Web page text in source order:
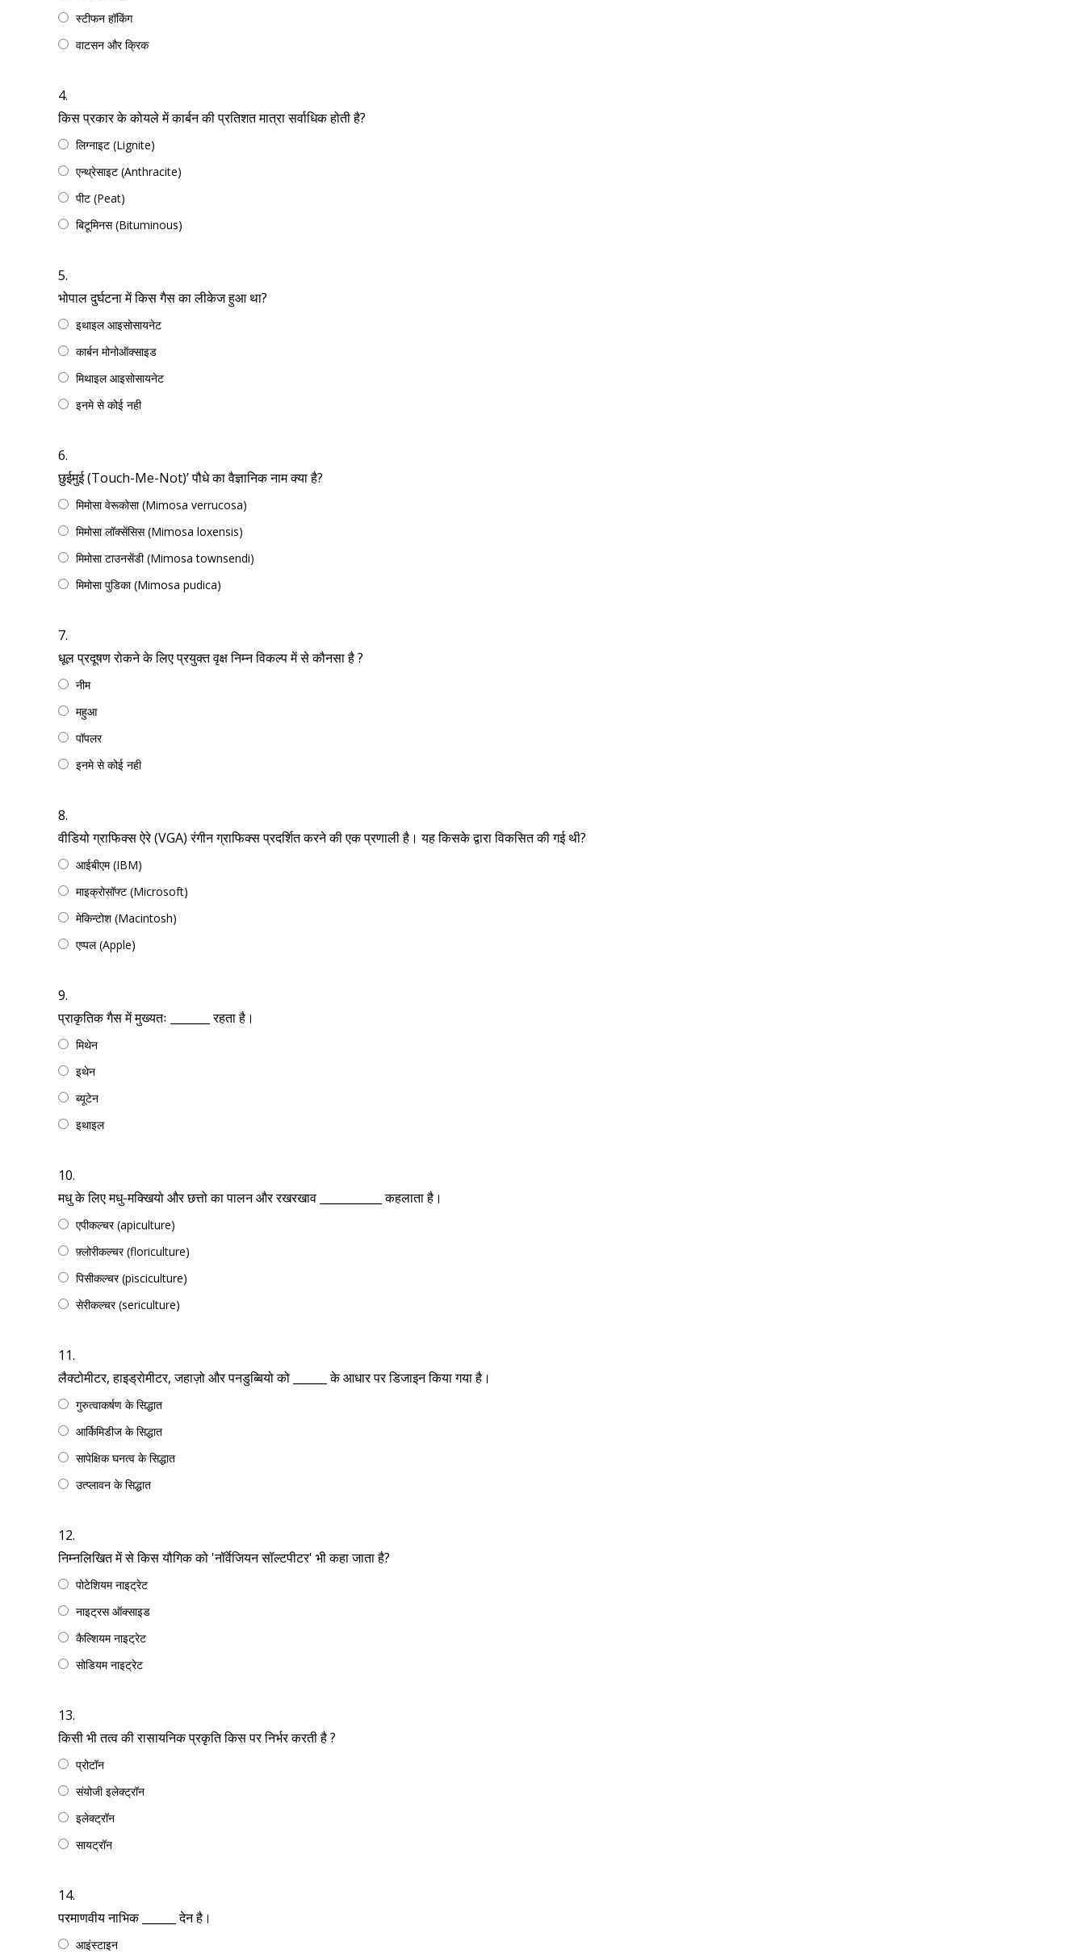
स्टीफन हॉकिंग
वाटसन और क्रिक
4.
किस प्रकार के कोयले में कार्बन की प्रतिशत मात्रा सर्वाधिक होती है?
लिग्नाइट (Lignite)
एन्थ्रेसाइट (Anthracite)
पीट (Peat)
बिटूमिनस (Bituminous)
5.
भोपाल दुर्घटना में किस गैस का लीकेज हुआ था?
इथाइल आइसोसायनेट
कार्बन मोनोऑक्साइड
मिथाइल आइसोसायनेट
इनमे से कोई नही
6.
छुईमुई (Touch-Me-Not)’ पौधे का वैज्ञानिक नाम क्या है?
मिमोसा वेरूकोसा (Mimosa verrucosa)
मिमोसा लॉक्सेंसिस (Mimosa loxensis)
मिमोसा टाउनसेंडी (Mimosa townsendi)
मिमोसा पुडिका (Mimosa pudica)
7.
धूल प्रदूषण रोकने के लिए प्रयुक्त वृक्ष निम्न विकल्प में से कौनसा है ?
नीम
महुआ
पॉपलर
इनमे से कोई नही
8.
वीडियो ग्राफिक्स ऐरे (VGA) रंगीन ग्राफिक्स प्रदर्शित करने की एक प्रणाली है। यह किसके द्वारा विकसित की गई थी?
आईबीएम (IBM)
माइक्रोसॉफ्ट (Microsoft)
मेकिन्टोश (Macintosh)
एप्पल (Apple)
9.
प्राकृतिक गैस में मुख्यतः _______ रहता है।
मिथेन
इथेन
ब्यूटेन
इथाइल
10.
मधु के लिए मधु-मक्खियो और छत्तो का पालन और रखरखाव ___________ कहलाता है।
एपीकल्चर (apiculture)
फ़्लोरीकल्चर (floriculture)
पिसीकल्चर (pisciculture)
सेरीकल्चर (sericulture)
11.
लैक्टोमीटर, हाइड्रोमीटर, जहाज़ो और पनडुब्बियो को ______ के आधार पर डिजाइन किया गया है।
गुरुत्वाकर्षण के सिद्धात
आर्किमिडीज के सिद्धात
सापेक्षिक घनत्व के सिद्धात
उत्प्लावन के सिद्धात
12.
निम्नलिखित में से किस यौगिक को 'नॉर्वेजियन सॉल्टपीटर' भी कहा जाता है?
पोटेशियम नाइट्रेट
नाइट्रस ऑक्साइड
कैल्शियम नाइट्रेट
सोडियम नाइट्रेट
13.
किसी भी तत्व की रासायनिक प्रकृति किस पर निर्भर करती है ?
प्रोटॉन
संयोजी इलेक्ट्रॉन
इलेक्ट्रॉन
सायट्रॉन
14.
परमाणवीय नाभिक ______ देन है।
आइंस्टाइन